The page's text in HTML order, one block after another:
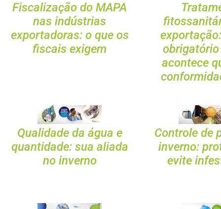
Fiscalização do MAPA
nas indústrias
exportadoras: o que os
fiscais exigem
obrigatório
acontece
Qualidade da água e
quantidade: sua aliada
no inverno
Controle de
inverno:
evite